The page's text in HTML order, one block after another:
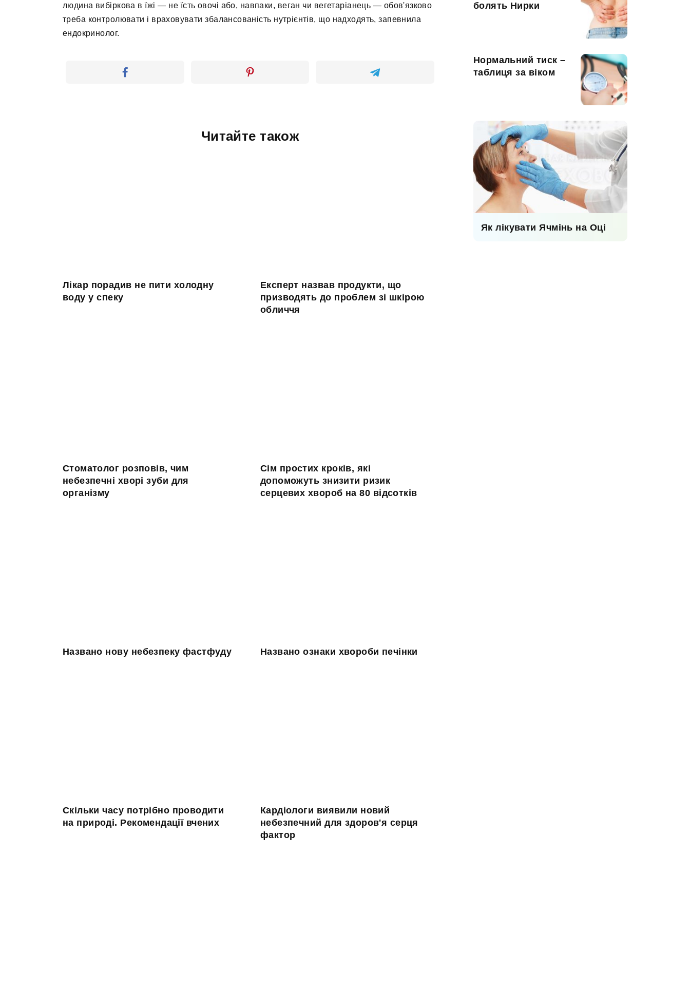
людина вибіркова в їжі — не їсть овочі або, навпаки, веган чи вегетаріанець — обов'язково
треба контролювати і враховувати збалансованість нутрієнтів, що надходять, запевнила
ендокринолог.
Читайте також
Лікар порадив не пити холодну
воду у спеку
Експерт назвав продукти, що
призводять до проблем зі шкірою
обличчя
Стоматолог розповів, чим
небезпечні хворі зуби для
організму
Сім простих кроків, які
допоможуть знизити ризик
серцевих хвороб на 80 відсотків
Названо нову небезпеку фастфуду Названо ознаки хвороби печінки
Скільки часу потрібно проводити
на природі. Рекомендації вчених
Кардіологи виявили новий
небезпечний для здоров'я серця
фактор
болять Нирки
Нормальний тиск –
таблиця за віком
Як лікувати Ячмінь на Оці